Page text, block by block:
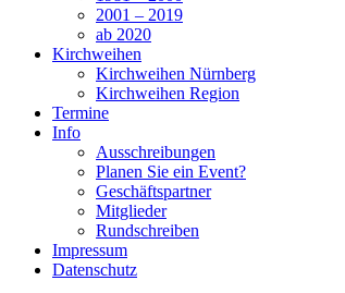
2001 – 2019
ab 2020
Kirchweihen
Kirchweihen Nürnberg
Kirchweihen Region
Termine
Info
Ausschreibungen
Planen Sie ein Event?
Geschäftspartner
Mitglieder
Rundschreiben
Impressum
Datenschutz